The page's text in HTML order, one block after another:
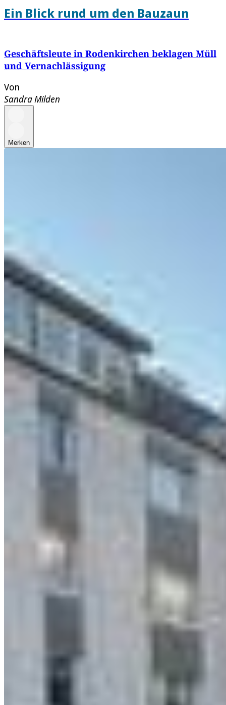
Ein Blick rund um den Bauzaun
Geschäftsleute in Rodenkirchen beklagen Müll
und Vernachlässigung
Von
Sandra Milden
Merken